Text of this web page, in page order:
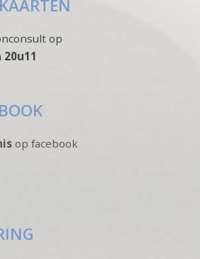
op
20u11
op facebook